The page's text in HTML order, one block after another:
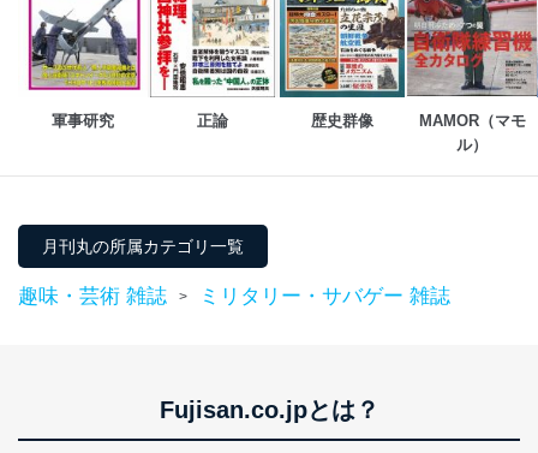
情報システムの使用に伴う漏洩等の防止
メール等により個人データの含まれるファイルを
送信する場合に、当該ファイルへのパスワードを
設定しています。
個人情報保護マネジメントシステムの継続的改善
当社は、内部監査及びマネジメントレビューの機会を通
苦情及び相談受付け窓口
貴殿の個人情報及び当社の個人情報保護マネジメントシ
株式会社富士山マガジンサービス 個人情報問い合わせ
係
軍事研究 正論 歴史群像
MAMOR（マモ
ル）
月刊丸の所属カテゴリ一覧
趣味・芸術 雑誌 > ミリタリー・サバゲー 雑誌
Fujisan.co.jpとは？